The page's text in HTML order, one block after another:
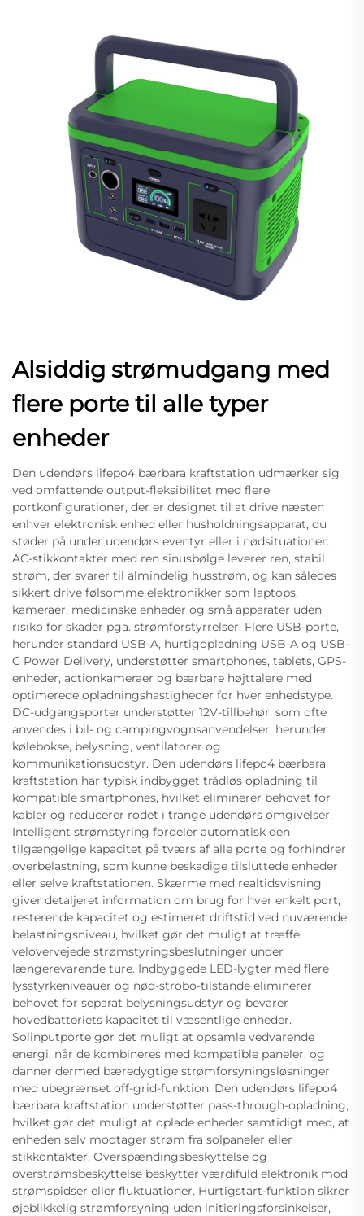
Alsiddig strømudgang med
flere porte til alle typer
enheder
Den udendørs lifepo4 bærbara kraftstation udmærker sig
ved omfattende output-fleksibilitet med flere
portkonfigurationer, der er designet til at drive næsten
enhver elektronisk enhed eller husholdningsapparat, du
støder på under udendørs eventyr eller i nødsituationer.
AC-stikkontakter med ren sinusbølge leverer ren, stabil
strøm, der svarer til almindelig husstrøm, og kan således
sikkert drive følsomme elektronikker som laptops,
kameraer, medicinske enheder og små apparater uden
risiko for skader pga. strømforstyrrelser. Flere USB-porte,
herunder standard USB-A, hurtigopladning USB-A og USB-
C Power Delivery, understøtter smartphones, tablets, GPS-
enheder, actionkameraer og bærbare højttalere med
optimerede opladningshastigheder for hver enhedstype.
DC-udgangsporter understøtter 12V-tillbehør, som ofte
anvendes i bil- og campingvognsanvendelser, herunder
kølebokse, belysning, ventilatorer og
kommunikationsudstyr. Den udendørs lifepo4 bærbara
kraftstation har typisk indbygget trådløs opladning til
kompatible smartphones, hvilket eliminerer behovet for
kabler og reducerer rodet i trange udendørs omgivelser.
Intelligent strømstyring fordeler automatisk den
tilgængelige kapacitet på tværs af alle porte og forhindrer
overbelastning, som kunne beskadige tilsluttede enheder
eller selve kraftstationen. Skærme med realtidsvisning
giver detaljeret information om brug for hver enkelt port,
resterende kapacitet og estimeret driftstid ved nuværende
belastningsniveau, hvilket gør det muligt at træffe
velovervejede strømstyringsbeslutninger under
længerevarende ture. Indbyggede LED-lygter med flere
lysstyrkeniveauer og nød-strobo-tilstande eliminerer
behovet for separat belysningsudstyr og bevarer
hovedbatteriets kapacitet til væsentlige enheder.
Solinputporte gør det muligt at opsamle vedvarende
energi, når de kombineres med kompatible paneler, og
danner dermed bæredygtige strømforsyningsløsninger
med ubegrænset off-grid-funktion. Den udendørs lifepo4
bærbara kraftstation understøtter pass-through-opladning,
hvilket gør det muligt at oplade enheder samtidigt med, at
enheden selv modtager strøm fra solpaneler eller
stikkontakter. Overspændingsbeskyttelse og
overstrømsbeskyttelse beskytter værdifuld elektronik mod
strømspidser eller fluktuationer. Hurtigstart-funktion sikrer
øjeblikkelig strømforsyning uden initieringsforsinkelser,